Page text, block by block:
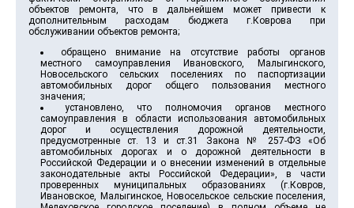
объектов ремонта, что в дальнейшем может привести к
дополнительным расходам бюджета г.Коврова при
обслуживании объектов ремонта;
обращено внимание на отсутствие работы органов
местного самоуправления Ивановского, Малыгинского,
Новосельского сельских поселениях по паспортизации
автомобильных дорог общего пользования местного
значения;
установлено, что полномочия органов местного
самоуправления в области использования автомобильных
дорог и осуществления дорожной деятельности,
предусмотренные ст. 13 и ст.31 Закона № 257-ФЗ «Об
автомобильных дорогах и о дорожной деятельности в
Российской Федерации и о внесении изменений в отдельные
законодательные акты Российской Федерации», в части
проверенных муниципальных образованиях (г.Ковров,
Ивановское, Малыгинское, Новосельское сельские поселения,